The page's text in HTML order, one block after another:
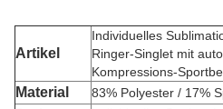
Artikel
Individuelles
Ringer-Singlet mit
Kompressions-
Material
83% Polyester / 17%